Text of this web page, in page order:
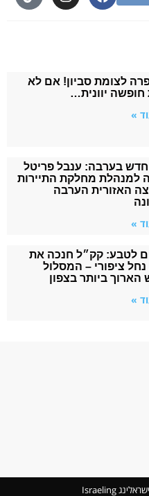
לצומת סביון! אם לא
יוונית…
»
חדש בערבה: ענבל פריטל
למנהלת מחלקת התיירות
האזורית הערבה
»
לטבע: קק״ל חנכה את
ציפורי – המסלול
הארוך ביותר בצפון
»